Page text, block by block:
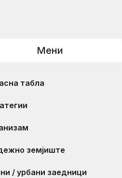
Мени
табла
земјиште
/ урбани заедници